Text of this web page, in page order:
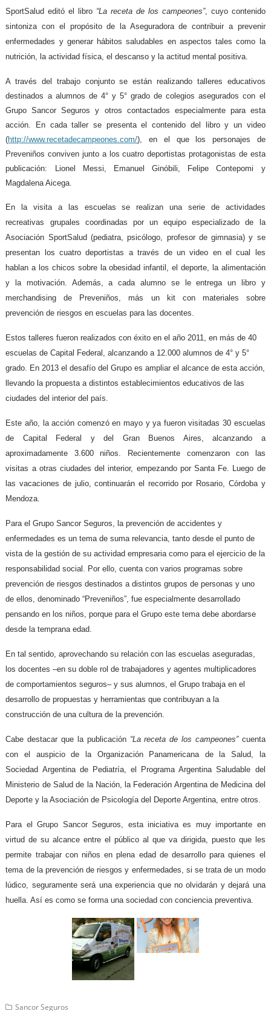
SportSalud editó el libro “La receta de los campeones”, cuyo contenido
sintoniza con el propósito de la Aseguradora de contribuir a prevenir
enfermedades y generar hábitos saludables en aspectos tales como la
nutrición, la actividad física, el descanso y la actitud mental positiva.
A través del trabajo conjunto se están realizando talleres educativos
destinados a alumnos de 4° y 5° grado de colegios asegurados con el
Grupo Sancor Seguros y otros contactados especialmente para esta
acción. En cada taller se presenta el contenido del libro y un video
(http://www.recetadecampeones.com/), en el que los personajes de
Preveniños conviven junto a los cuatro deportistas protagonistas de esta
publicación: Lionel Messi, Emanuel Ginóbili, Felipe Contepomi y
Magdalena Aicega.
En la visita a las escuelas se realizan una serie de actividades
recreativas grupales coordinadas por un equipo especializado de la
Asociación SportSalud (pediatra, psicólogo, profesor de gimnasia) y se
presentan los cuatro deportistas a través de un video en el cual les
hablan a los chicos sobre la obesidad infantil, el deporte, la alimentación
y la motivación. Además, a cada alumno se le entrega un libro y
merchandising de Preveniños, más un kit con materiales sobre
prevención de riesgos en escuelas para las docentes.
Estos talleres fueron realizados con éxito en el año 2011, en más de 40
escuelas de Capital Federal, alcanzando a 12.000 alumnos de 4° y 5°
grado. En 2013 el desafío del Grupo es ampliar el alcance de esta acción,
llevando la propuesta a distintos establecimientos educativos de las
ciudades del interior del país.
Este año, la acción comenzó en mayo y ya fueron visitadas 30 escuelas
de Capital Federal y del Gran Buenos Aires, alcanzando a
aproximadamente 3.600 niños. Recientemente comenzaron con las
visitas a otras ciudades del interior, empezando por Santa Fe. Luego de
las vacaciones de julio, continuarán el recorrido por Rosario, Córdoba y
Mendoza.
Para el Grupo Sancor Seguros, la prevención de accidentes y
enfermedades es un tema de suma relevancia, tanto desde el punto de
vista de la gestión de su actividad empresaria como para el ejercicio de la
responsabilidad social. Por ello, cuenta con varios programas sobre
prevención de riesgos destinados a distintos grupos de personas y uno
de ellos, denominado “Preveniños”, fue especialmente desarrollado
pensando en los niños, porque para el Grupo este tema debe abordarse
desde la temprana edad.
En tal sentido, aprovechando su relación con las escuelas aseguradas,
los docentes –en su doble rol de trabajadores y agentes multiplicadores
de comportamientos seguros– y sus alumnos, el Grupo trabaja en el
desarrollo de propuestas y herramientas que contribuyan a la
construcción de una cultura de la prevención.
Cabe destacar que la publicación “La receta de los campeones” cuenta
con el auspicio de la Organización Panamericana de la Salud, la
Sociedad Argentina de Pediatría, el Programa Argentina Saludable del
Ministerio de Salud de la Nación, la Federación Argentina de Medicina del
Deporte y la Asociación de Psicología del Deporte Argentina, entre otros.
Para el Grupo Sancor Seguros, esta iniciativa es muy importante en
virtud de su alcance entre el público al que va dirigida, puesto que les
permite trabajar con niños en plena edad de desarrollo para quienes el
tema de la prevención de riesgos y enfermedades, si se trata de un modo
lúdico, seguramente será una experiencia que no olvidarán y dejará una
huella. Así es como se forma una sociedad con conciencia preventiva.
Sancor Seguros